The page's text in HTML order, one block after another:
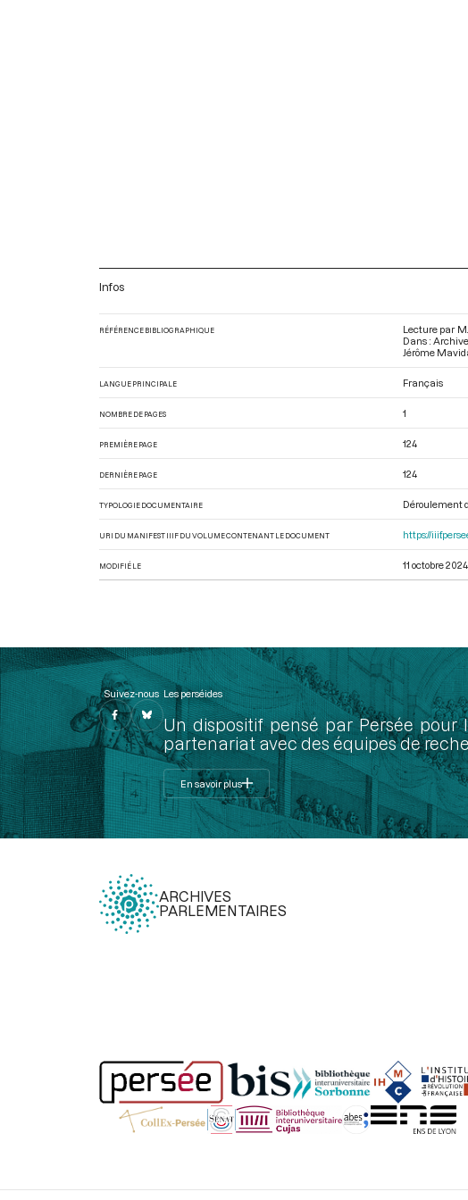
Infos
RÉFÉRENCE BIBLIOGRAPHIQUE
Lecture par
Dans :
Jérôme
LANGUE PRINCIPALE Français
NOMBRE DE PAGES 1
PREMIÈRE PAGE 124
DERNIÈRE PAGE 124
TYPOLOGIE DOCUMENTAIRE Déroulement
URI DU MANIFEST IIIF DU VOLUME CONTENANT LE DOCUMENT https://
MODIFIÉ LE 11 octobre
Suivez-nous Les perséides
Un dispositif pensé par Persée
partenariat avec des équipes de
En savoir plus
ARCHIVES
PARLEMENTAIRES
Légal